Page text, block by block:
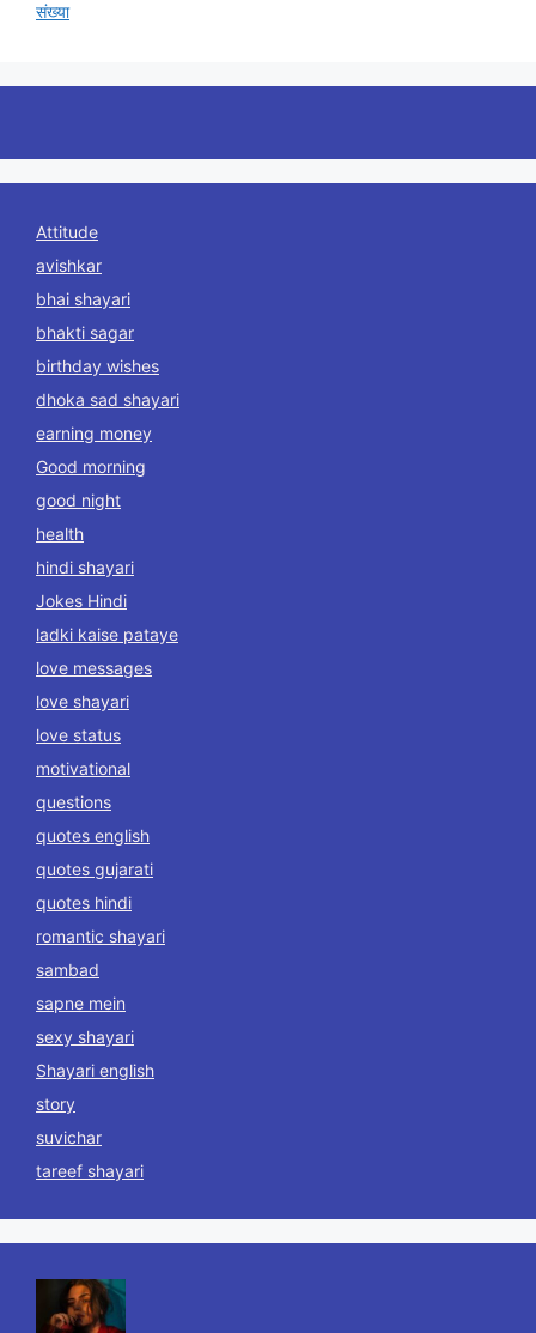
संख्या
Attitude
avishkar
bhai shayari
bhakti sagar
birthday wishes
dhoka sad shayari
earning money
Good morning
good night
health
hindi shayari
Jokes Hindi
ladki kaise pataye
love messages
love shayari
love status
motivational
questions
quotes english
quotes gujarati
quotes hindi
romantic shayari
sambad
sapne mein
sexy shayari
Shayari english
story
suvichar
tareef shayari